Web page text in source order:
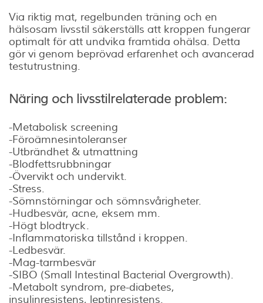
Via riktig mat, regelbunden träning och en
hälsosam livsstil säkerställs att kroppen fungerar
optimalt för att undvika framtida ohälsa. Detta
gör vi genom beprövad erfarenhet och avancerad
testutrustning.
Näring och livsstilrelaterade problem:
-Metabolisk screening
-Föroämnesintoleranser
-Utbrändhet & utmattning
-Blodfettsrubbningar
-Övervikt och undervikt.
-Stress.
-Sömnstörningar och sömnsvårigheter.
-Hudbesvär, acne, eksem mm.
-Högt blodtryck.
-Inflammatoriska tillstånd i kroppen.
-Ledbesvär.
-Mag-tarmbesvär
-SIBO (Small Intestinal Bacterial Overgrowth).
-Metabolt syndrom, pre-diabetes,
insulinresistens, leptinresistens.